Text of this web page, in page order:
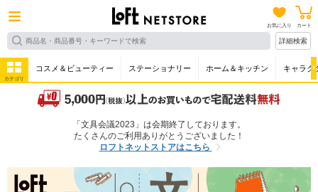
お気に入り カート
詳細検索
カテゴリ
コスメ＆ビューティー ステーショナリー ホーム＆キッチン キャラク
「文具会議2023」は会期終了しております。
たくさんのご利用ありがとうございました！
ロフトネットストアはこちら